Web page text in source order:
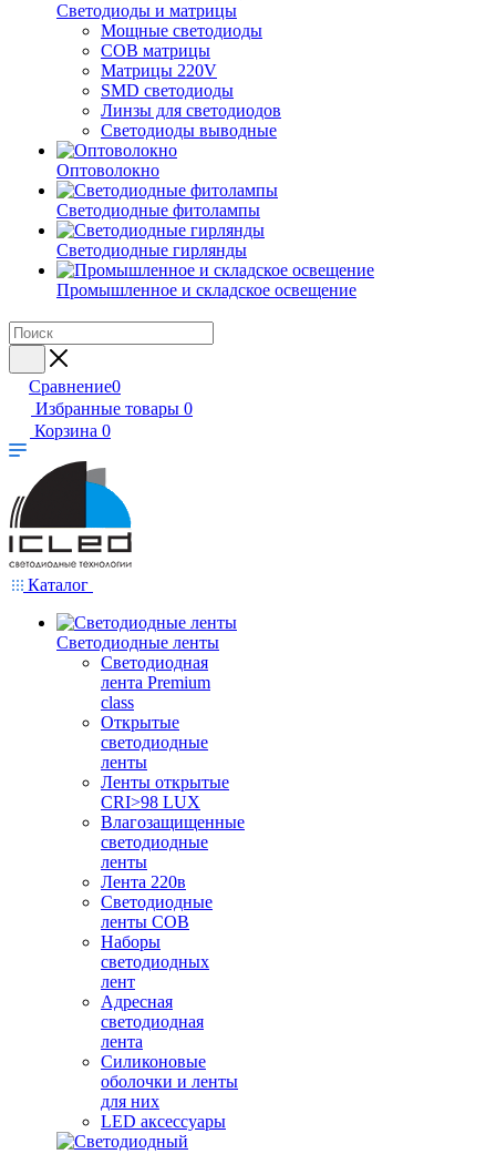
Светодиоды и матрицы
Мощные светодиоды
COB матрицы
Матрицы 220V
SMD светодиоды
Линзы для светодиодов
Светодиоды выводные
Оптоволокно
Светодиодные фитолампы
Светодиодные гирлянды
Промышленное и складское освещение
Сравнение0
Избранные товары 0
Корзина 0
Каталог
Светодиодные ленты
Светодиодная
лента Premium
class
Открытые
светодиодные
ленты
Ленты открытые
CRI>98 LUX
Влагозащищенные
светодиодные
ленты
Лента 220в
Светодиодные
ленты COB
Наборы
светодиодных
лент
Адресная
светодиодная
лента
Силиконовые
оболочки и ленты
для них
LED аксессуары